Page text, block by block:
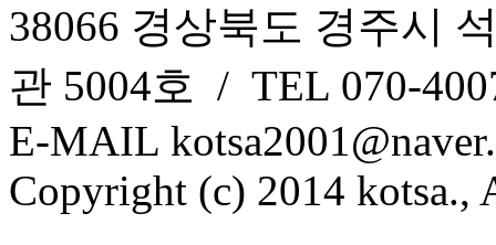
38066 경상북도 경주시
관 5004호 / TEL 070-
E-MAIL
Copyright (c) 2014 kotsa.,